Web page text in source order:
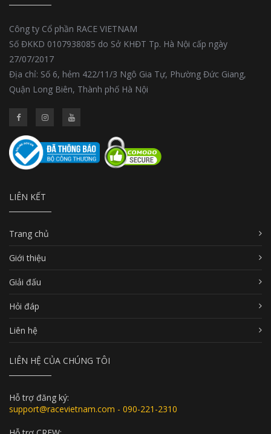
Công ty Cổ phần RACE VIETNAM
Số ĐKKD 0107938085 do Sở KHĐT Tp. Hà Nội cấp ngày
27/07/2017
Địa chỉ: Số 6, hẻm 422/11/3 Ngô Gia Tự, Phường Đức Giang,
Quận Long Biên, Thành phố Hà Nội
LIÊN KẾT
Trang chủ
Giới thiệu
Giải đấu
Hỏi đáp
Liên hệ
LIÊN HỆ CỦA CHÚNG TÔI
Hỗ trợ đăng ký:
support@racevietnam.com - 090-221-2310